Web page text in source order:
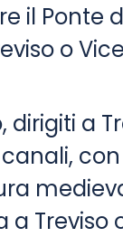
il Ponte
o
dirigiti a
Treviso